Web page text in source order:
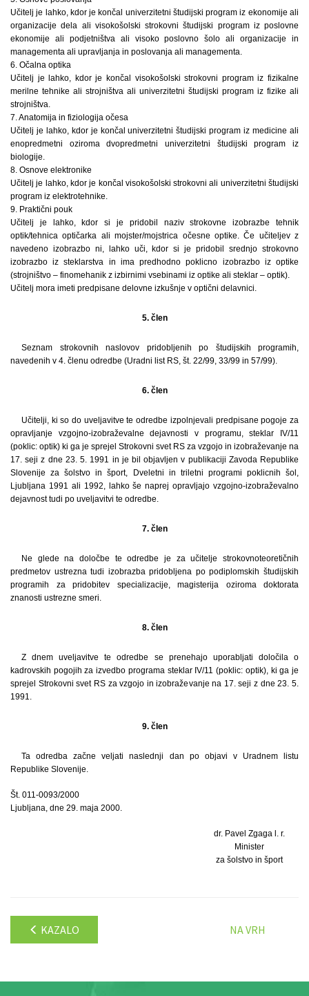
Učitelj je lahko, kdor je končal univerzitetni študijski program iz ekonomije ali
organizacije dela ali visokošolski strokovni študijski program iz poslovne
ekonomije ali podjetništva ali visoko poslovno šolo ali organizacije in
managementa ali upravljanja in poslovanja ali managementa.
6. Očalna optika
Učitelj je lahko, kdor je končal visokošolski strokovni program iz fizikalne
merilne tehnike ali strojništva ali univerzitetni študijski program iz fizike ali
strojništva.
7. Anatomija in fiziologija očesa
Učitelj je lahko, kdor je končal univerzitetni študijski program iz medicine ali
enopredmetni oziroma dvopredmetni univerzitetni študijski program iz
biologije.
8. Osnove elektronike
Učitelj je lahko, kdor je končal visokošolski strokovni ali univerzitetni študijski
program iz elektrotehnike.
9. Praktični pouk
Učitelj je lahko, kdor si je pridobil naziv strokovne izobrazbe tehnik
optik/tehnica optičarka ali mojster/mojstrica očesne optike. Če učiteljev z
navedeno izobrazbo ni, lahko uči, kdor si je pridobil srednjo strokovno
izobrazbo iz steklarstva in ima predhodno poklicno izobrazbo iz optike
(strojništvo – finomehanik z izbirnimi vsebinami iz optike ali steklar – optik).
Učitelj mora imeti predpisane delovne izkušnje v optični delavnici.
5. člen
Seznam strokovnih naslovov pridobljenih po študijskih programih,
navedenih v 4. členu odredbe (Uradni list RS, št. 22/99, 33/99 in 57/99).
6. člen
Učitelji, ki so do uveljavitve te odredbe izpolnjevali predpisane pogoje za
opravljanje vzgojno-izobraževalne dejavnosti v programu, steklar IV/11
(poklic: optik) ki ga je sprejel Strokovni svet RS za vzgojo in izobraževanje na
17. seji z dne 23. 5. 1991 in je bil objavljen v publikaciji Zavoda Republike
Slovenije za šolstvo in šport, Dveletni in triletni programi poklicnih šol,
Ljubljana 1991 ali 1992, lahko še naprej opravljajo vzgojno-izobraževalno
dejavnost tudi po uveljavitvi te odredbe.
7. člen
Ne glede na določbe te odredbe je za učitelje strokovnoteoretičnih
predmetov ustrezna tudi izobrazba pridobljena po podiplomskih študijskih
programih za pridobitev specializacije, magisterija oziroma doktorata
znanosti ustrezne smeri.
8. člen
Z dnem uveljavitve te odredbe se prenehajo uporabljati določila o
kadrovskih pogojih za izvedbo programa steklar IV/11 (poklic: optik), ki ga je
sprejel Strokovni svet RS za vzgojo in izobraževanje na 17. seji z dne 23. 5.
1991.
9. člen
Ta odredba začne veljati naslednji dan po objavi v Uradnem listu
Republike Slovenije.
Št. 011-0093/2000
Ljubljana, dne 29. maja 2000.
dr. Pavel Zgaga l. r.
Minister
za šolstvo in šport
KAZALO NA VRH